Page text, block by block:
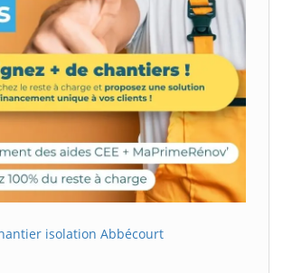
isolation Abbécourt